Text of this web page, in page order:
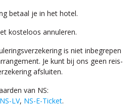
betaal je in het hotel.
kosteloos annuleren.
is niet inbegrepen
Je kunt bij ons geen reis-
afsluiten.
van NS:
NS-LV, NS-E-Ticket.